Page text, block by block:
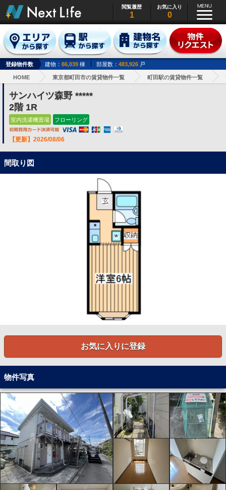
閲覧履歴
1
お気に入り
0
登録物件数 建物： 86,039 棟 部屋数： 483,926 戸
HOME 東京都町田市の賃貸物件一覧 町田駅の賃貸物件一覧
サンハイツ森野 *****
2階 1R
室内洗濯機置場 フローリング
【更新】2026/08/06
間取り図
お気に入りに登録
物件写真